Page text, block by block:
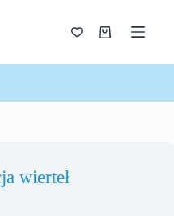
wierteł